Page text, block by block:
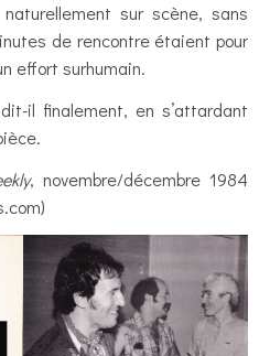
sur scène, sans
de rencontre étaient pour
effort surhumain.
il finalement, en s’attardant
, novembre/décembre 1984